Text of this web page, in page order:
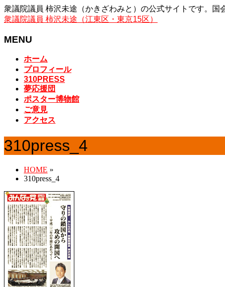
衆議院議員 柿沢未途（かきざわみと）の公式サイトです。
衆議院議員 柿沢未途（江東区・東京15区）
MENU
ホーム
プロフィール
310PRESS
夢応援団
ポスター博物館
ご意見
アクセス
310press_4
HOME »
310press_4